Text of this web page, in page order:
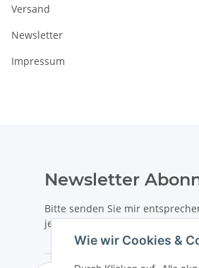
Wie wir Cookies &
Versand
Newsletter
Impressum
Newsletter
Bitte senden Sie mir
jederzeit widerruflich